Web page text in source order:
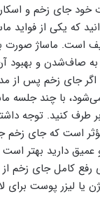
جای زخم و اسکار
که یکی از فواید
است. ماساژ صورت
به صاف‌شدن و بهبود
اگر جای زخم پس از
با چند جلسه
طرف کنید. توجه
است که جای زخم
دارید بهتر است
رفع کامل جای زخم
یا لیزر پوست برای